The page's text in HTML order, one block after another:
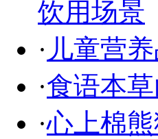
饮用场景
· 儿童营
·食语本
·心上棉